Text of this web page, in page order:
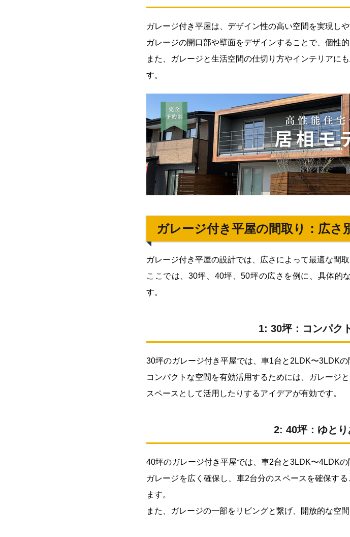
1.3.
ザイ
ン性
の高
ガレ
ージ
付き
平屋
の間
取
り：
広さ
すす
めプ
ラン
2.1.
1: 30
空間
2.2.
2: 40
る家
間
2.3.
坪：
ガレージ付き平屋は、デザイン性の高い空間を実現し
ガレージの開口部や壁面をデザインすることで、個性
また、ガレージと生活空間の仕切り方やインテリアに
す。
ガレージ付き平屋の間取り：広さ
ガレージ付き平屋の設計では、広さによって最適な間取
ここでは、30坪、40坪、50坪の広さを例に、具体的
す。
1: 30坪：コンパク
30坪のガレージ付き平屋では、車1台と2LDK〜3LDKの
コンパクトな空間を有効活用するためには、ガレージ
スペースとして活用したりするアイデアが有効です。
2: 40坪：ゆと
40坪のガレージ付き平屋では、車2台と3LDK〜4LDKの
ガレージを広く確保し、車2台分のスペースを確保す
ます。
また、ガレージの一部をリビングと繋げ、開放的な空